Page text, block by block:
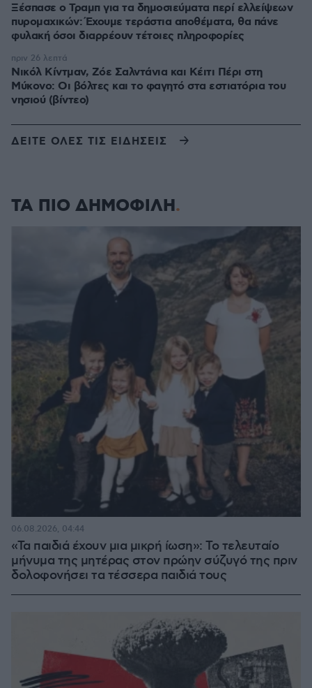
Ξέσπασε ο Τραμπ για τα δημοσιεύματα περί ελλείψεων
πυρομαχικών: Έχουμε τεράστια αποθέματα, θα πάνε
φυλακή όσοι διαρρέουν τέτοιες πληροφορίες
Νικόλ Κίντμαν, Ζόε Σαλντάνια και Κέιτι Πέρι στη
Μύκονο: Οι βόλτες και το φαγητό στα εστιατόρια του
νησιού (βίντεο)
πριν 26 λεπτά
ΔΕΙΤΕ ΟΛΕΣ ΤΙΣ ΕΙΔΗΣΕΙΣ
ΤΑ ΠΙΟ ΔΗΜΟΦΙΛΗ
«Τα παιδιά έχουν μια μικρή ίωση»: Το τελευταίο
μήνυμα της μητέρας στον πρώην σύζυγό της πριν
δολοφονήσει τα τέσσερα παιδιά τους
06.08.2026, 04:44